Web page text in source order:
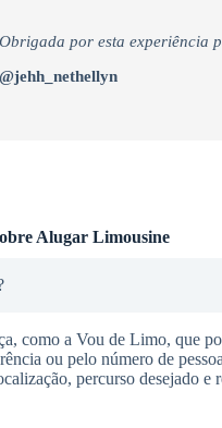
Obrigada por esta experiência
@jehh_nethellyn
Alugar Limousine
como a Vou de Limo, que
ou pelo número de
percurso desejado e